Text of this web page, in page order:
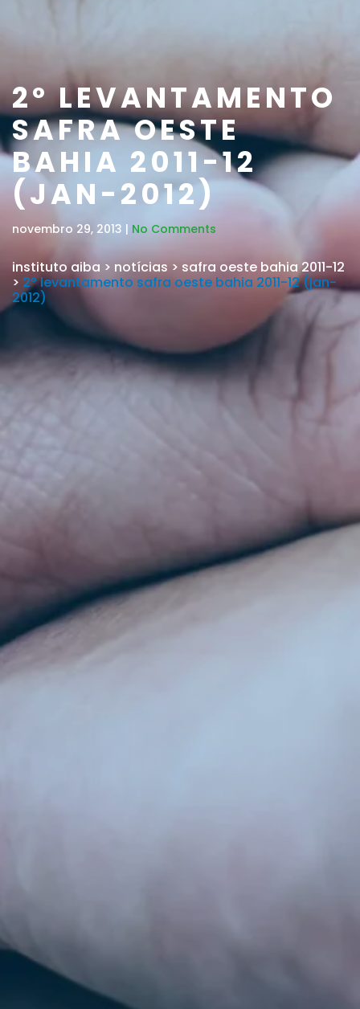
2º LEVANTAMENTO
SAFRA OESTE
BAHIA 2011-12
(JAN-2012)
novembro 29, 2013 | No Comments
instituto aiba > notícias > safra oeste bahia 2011-12
> 2º levantamento safra oeste bahia 2011-12 (jan-
2012)